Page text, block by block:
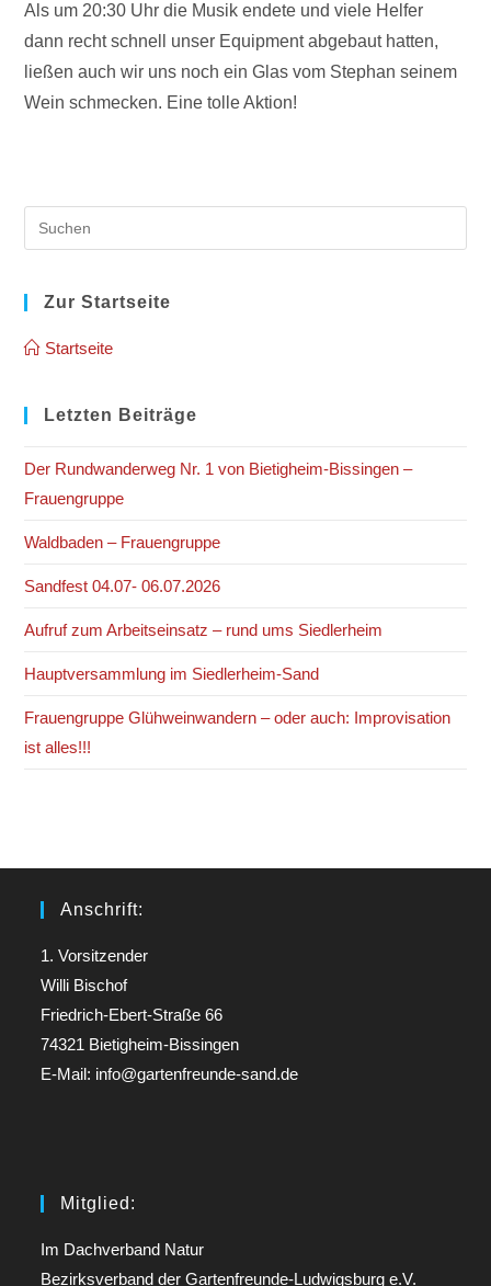
Als um 20:30 Uhr die Musik endete und viele Helfer
dann recht schnell unser Equipment abgebaut hatten,
ließen auch wir uns noch ein Glas vom Stephan seinem
Wein schmecken. Eine tolle Aktion!
Zur Startseite
Startseite
Letzten Beiträge
Der Rundwanderweg Nr. 1 von Bietigheim-Bissingen –
Frauengruppe
Waldbaden – Frauengruppe
Sandfest 04.07- 06.07.2026
Aufruf zum Arbeitseinsatz – rund ums Siedlerheim
Hauptversammlung im Siedlerheim-Sand
Frauengruppe Glühweinwandern – oder auch: Improvisation
ist alles!!!
Anschrift:
1. Vorsitzender
Willi Bischof
Friedrich-Ebert-Straße 66
74321 Bietigheim-Bissingen
E-Mail: info@gartenfreunde-sand.de
Mitglied:
Im Dachverband Natur
Bezirksverband der Gartenfreunde-Ludwigsburg e.V.